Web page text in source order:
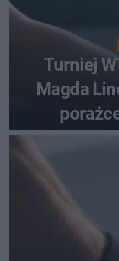
Turniej
Magda